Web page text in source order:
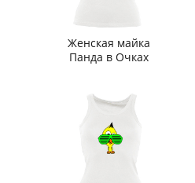
Женская майка
Панда в Очках